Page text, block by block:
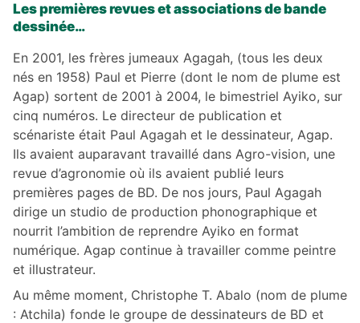
Les premières revues et associations de bande
dessinée…
En 2001, les frères jumeaux Agagah, (tous les deux
nés en 1958) Paul et Pierre (dont le nom de plume est
Agap) sortent de 2001 à 2004, le bimestriel Ayiko, sur
cinq numéros. Le directeur de publication et
scénariste était Paul Agagah et le dessinateur, Agap.
Ils avaient auparavant travaillé dans Agro-vision, une
revue d’agronomie où ils avaient publié leurs
premières pages de BD. De nos jours, Paul Agagah
dirige un studio de production phonographique et
nourrit l’ambition de reprendre Ayiko en format
numérique. Agap continue à travailler comme peintre
et illustrateur.
Au même moment, Christophe T. Abalo (nom de plume
: Atchila) fonde le groupe de dessinateurs de BD et